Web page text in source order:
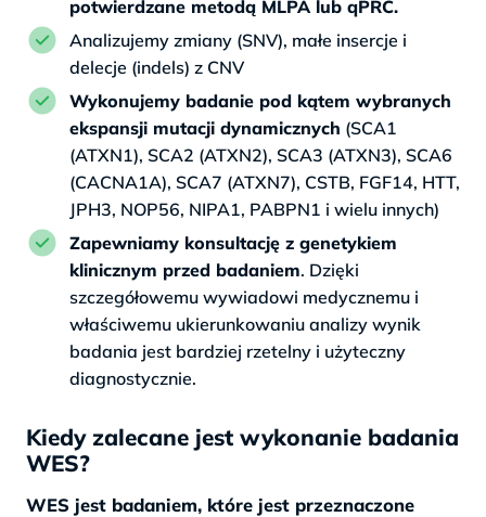
potwierdzane metodą MLPA lub qPRC.
Analizujemy zmiany (SNV), małe insercje i
delecje (indels) z CNV
Wykonujemy badanie pod kątem wybranych
ekspansji mutacji dynamicznych (SCA1
(ATXN1), SCA2 (ATXN2), SCA3 (ATXN3), SCA6
(CACNA1A), SCA7 (ATXN7), CSTB, FGF14, HTT,
JPH3, NOP56, NIPA1, PABPN1 i wielu innych)
Zapewniamy konsultację z genetykiem
klinicznym przed badaniem. Dzięki
szczegółowemu wywiadowi medycznemu i
właściwemu ukierunkowaniu analizy wynik
badania jest bardziej rzetelny i użyteczny
diagnostycznie.
Kiedy zalecane jest wykonanie badania
WES?
WES jest badaniem, które jest przeznaczone